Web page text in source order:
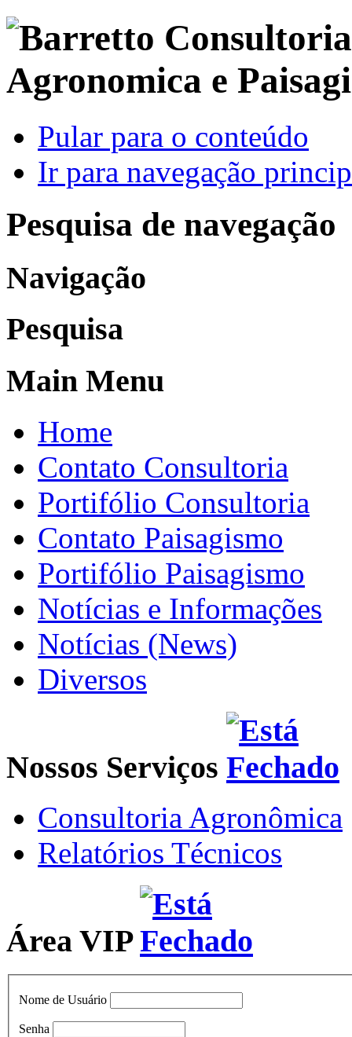
Pular para o conteúdo
Ir para navegação
Pesquisa de navegação
Navigação
Pesquisa
Main Menu
Home
Contato Consultoria
Portifólio Consultoria
Contato Paisagismo
Portifólio Paisagismo
Notícias e Informações
Notícias (News)
Diversos
Nossos Serviços
Consultoria Agronômica
Relatórios Técnicos
Área VIP
Nome de Usuário
Senha